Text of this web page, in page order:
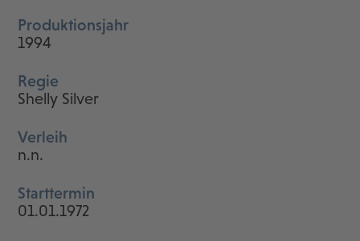
Produktionsjahr
1994
Regie
Shelly Silver
Verleih
n.n.
Starttermin
01.01.1972